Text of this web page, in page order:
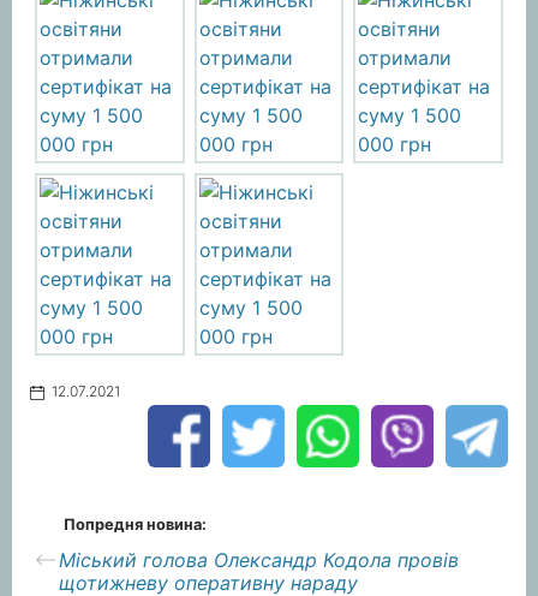
12.07.2021
Попредня новина:
Міський голова Олександр Кодола провів
щотижневу оперативну нараду